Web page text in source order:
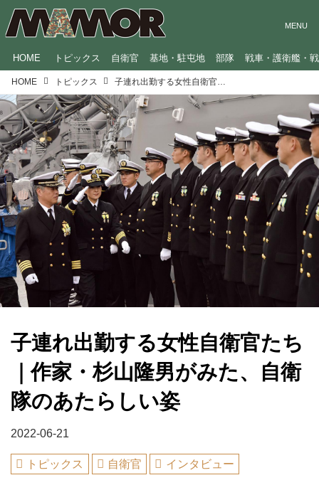
HOME トピックス 自衛官 基地・駐屯地 部隊 戦車・護衛艦・
HOME トピックス
子連れ出勤する女性自衛官たち
｜作家・杉山隆男がみた、自衛
隊のあたらしい姿
2022-06-21
トピックス 自衛官 インタビュー